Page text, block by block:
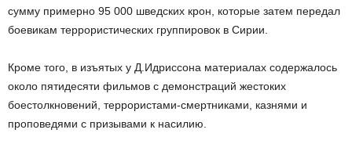
сумму примерно 95 000 шведских крон, которые затем передал
боевикам террористических группировок в Сирии.
Кроме того, в изъятых у Д.Идриссона материалах содержалось
около пятидесяти фильмов с демонстраций жестоких
боестолкновений, террористами-смертниками, казнями и
проповедями с призывами к насилию.